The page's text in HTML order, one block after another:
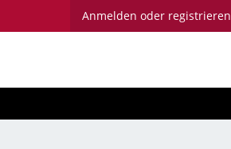
Anmelden oder registrieren